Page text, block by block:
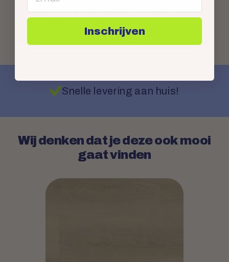
Nog sneller antwoord?
Snelle levering aan huis!
Wij denken dat je deze ook mooi
gaat vinden
Inschrijven